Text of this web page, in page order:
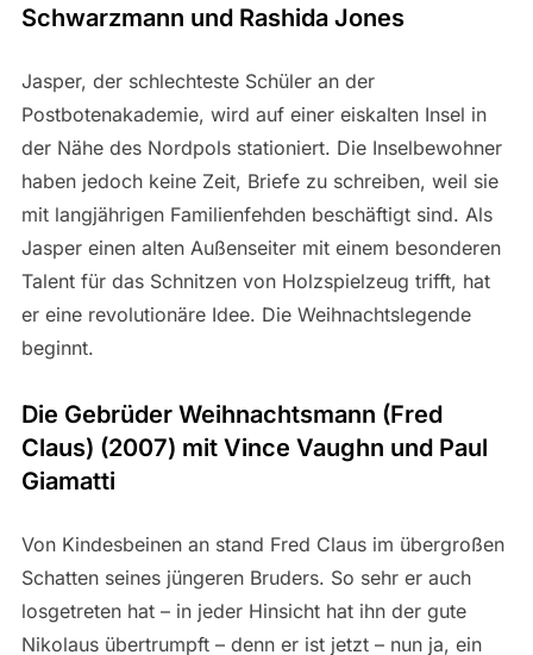
Schwarzmann und Rashida Jones
Jasper, der schlechteste Schüler an der
Postbotenakademie, wird auf einer eiskalten Insel in
der Nähe des Nordpols stationiert. Die Inselbewohner
haben jedoch keine Zeit, Briefe zu schreiben, weil sie
mit langjährigen Familienfehden beschäftigt sind. Als
Jasper einen alten Außenseiter mit einem besonderen
Talent für das Schnitzen von Holzspielzeug trifft, hat
er eine revolutionäre Idee. Die Weihnachtslegende
beginnt.
Die Gebrüder Weihnachtsmann (Fred
Claus) (2007) mit Vince Vaughn und Paul
Giamatti
Von Kindesbeinen an stand Fred Claus im übergroßen
Schatten seines jüngeren Bruders. So sehr er auch
losgetreten hat – in jeder Hinsicht hat ihn der gute
Nikolaus übertrumpft – denn er ist jetzt – nun ja, ein